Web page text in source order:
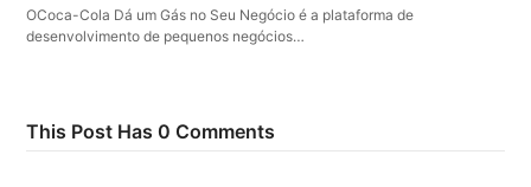
OCoca-Cola Dá um Gás no Seu Negócio é a plataforma de
desenvolvimento de pequenos negócios…
This Post Has 0 Comments